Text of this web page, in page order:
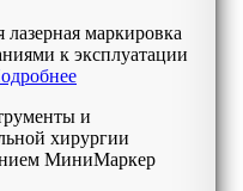
лазерная маркировка
к эксплуатации